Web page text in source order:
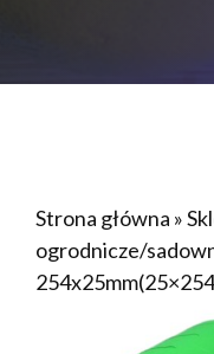
Strona główna »
ogrodnicze/